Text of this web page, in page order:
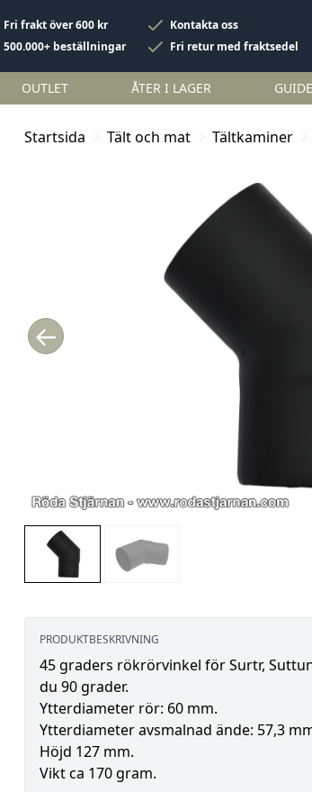
Fri frakt över 600 kr
Kontakta oss
500.000+ beställningar Fri retur med fraktsedel
OUTLET ÅTER I LAGER
Startsida Tält och mat Tältkaminer
←
PRODUKTBESKRIVNING
45 graders rökrörvinkel för Surtr,
du 90 grader.
Ytterdiameter rör: 60 mm.
Ytterdiameter avsmalnad ände: 57,3
Höjd 127 mm.
Vikt ca 170 gram.